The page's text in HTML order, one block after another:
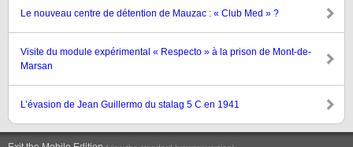
Le nouveau centre de détention de Mauzac : « Club Med » ?
Visite du module expérimental « Respecto » à la prison de Mont-de-
Marsan
L’évasion de Jean Guillermo du stalag 5 C en 1941